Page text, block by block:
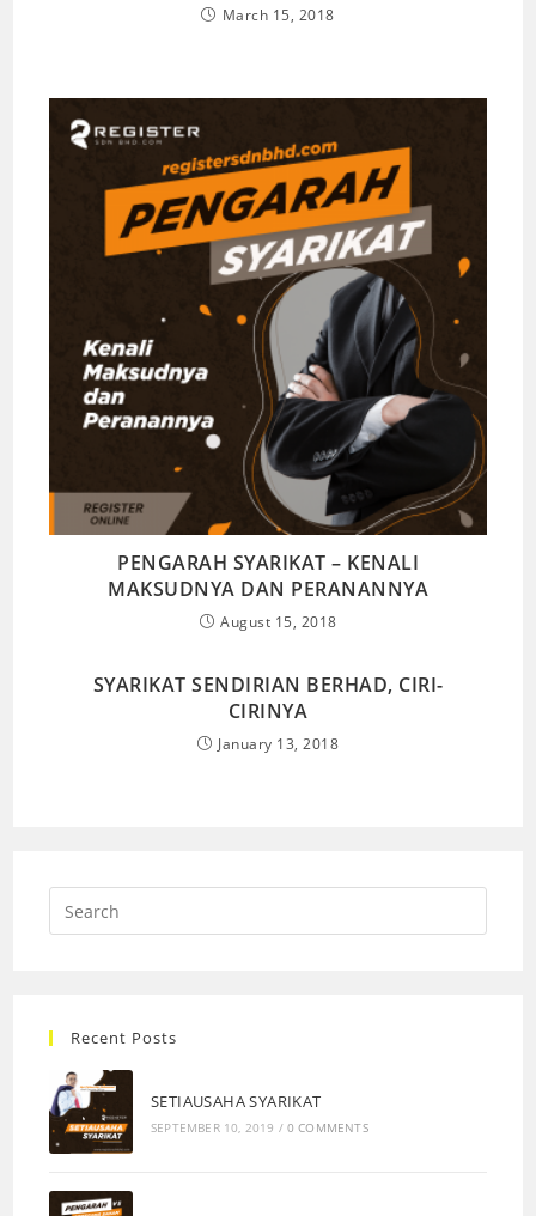
March 15, 2018
PENGARAH SYARIKAT – KENALI
MAKSUDNYA DAN PERANANNYA
August 15, 2018
SYARIKAT SENDIRIAN BERHAD, CIRI-
CIRINYA
January 13, 2018
Recent Posts
SETIAUSAHA SYARIKAT
SEPTEMBER 10, 2019 / 0 COMMENTS